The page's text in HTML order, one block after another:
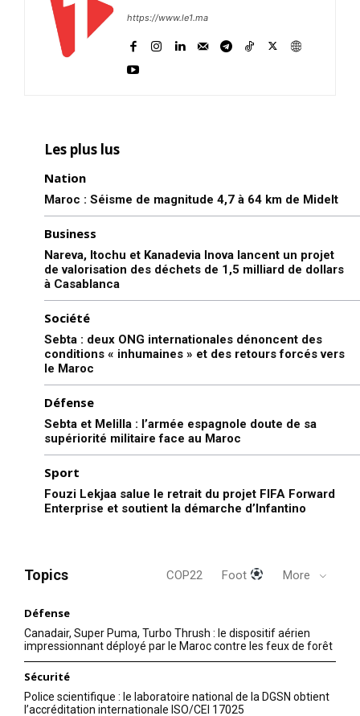
l'intelligence de
l'information
S'ABONNER MAINTENANT
Insight Publications
À propos
Nous contacter
Formules d’abonnement
Mon compte
Le navire CENTRAL PARK,
parti de Safi, libéré
27 November 2023
In "Nation"
Le Royaume-Uni et États-
Unis se préparent pour lancer
des frappes contre les
12 January 2024
In "Monde"
https://www.le1.ma
Les plus lus
Nation
Maroc : Séisme de magnitude 4,7 à 64 km de Midelt
Business
Nareva, Itochu et Kanadevia Inova lancent un projet
de valorisation des déchets de 1,5 milliard de dollars
à Casablanca
Société
Sebta : deux ONG internationales dénoncent des
conditions « inhumaines » et des retours forcés vers
le Maroc
Défense
Sebta et Melilla : l’armée espagnole doute de sa
supériorité militaire face au Maroc
Sport
Fouzi Lekjaa salue le retrait du projet FIFA Forward
Enterprise et soutient la démarche d’Infantino
Topics COP22 Foot More
Défense
Canadair, Super Puma, Turbo Thrush : le dispositif aérien
impressionnant déployé par le Maroc contre les feux de forêt
Sécurité
Police scientifique : le laboratoire national de la DGSN obtient
l’accréditation internationale ISO/CEI 17025